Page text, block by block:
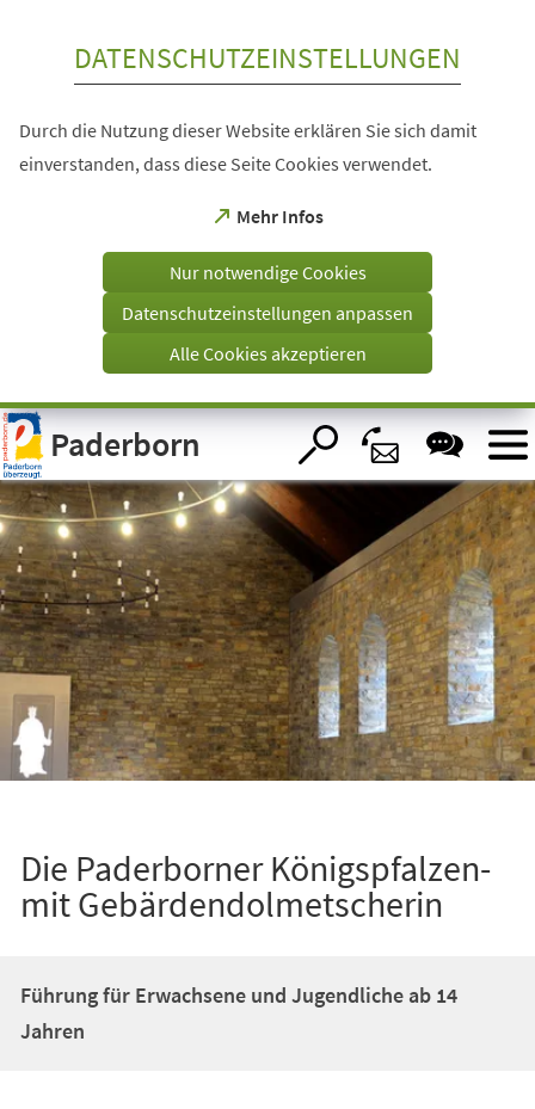
Visuelle
Assistenzsoftware
öffnen.
DATENSCHUTZEINSTELLUNGEN
Durch die Nutzung dieser Website erklären Sie sich damit
einverstanden, dass diese Seite Cookies verwendet.
Mehr Infos
(Öffnet
einem
Tab)
Nur notwendige Cookies
Datenschutzeinstellungen anpassen
Alle Cookies akzeptieren
Paderborn
Die Paderborner Königspfalzen-
mit Gebärdendolmetscherin
Führung für Erwachsene und Jugendliche ab 14
Jahren